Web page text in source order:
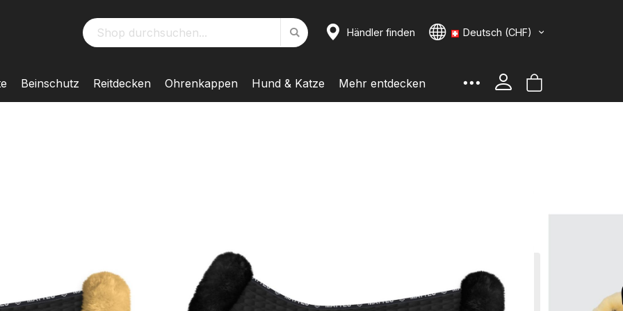
Suche
Suche Händler finden Sprache
Deutsch (CHF)
Beinschutz Reitdecken Ohrenkappen Hund & Katze Mehr entdecken
Sofort verfügbar
Im MATTES-Shop vorrätig: Schnell verfügbare